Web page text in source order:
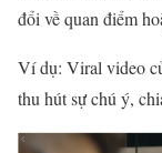
đổi về quan điểm
Ví dụ: Viral video
thu hút sự chú ý,